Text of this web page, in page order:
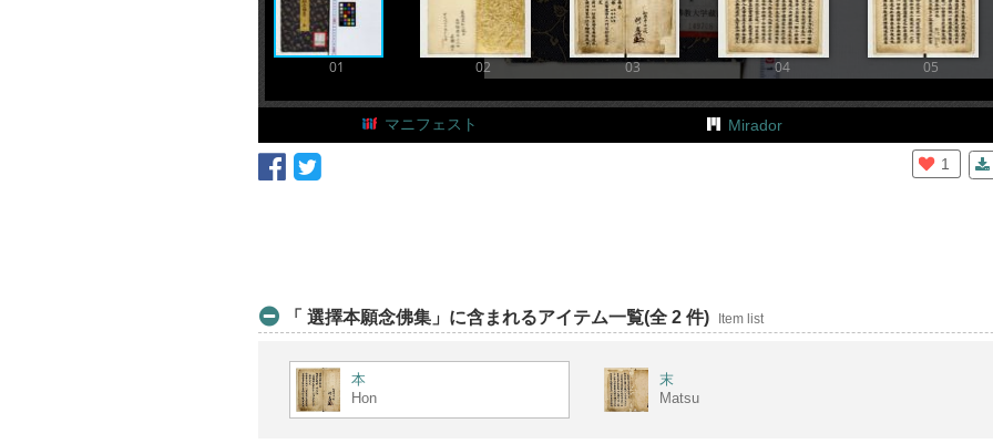
01 02 03 04 05
マニフェスト Mirador
1
「 選擇本願念佛集」に含まれるアイテム一覧(全 2 件) Item list
本
Hon
末
Matsu